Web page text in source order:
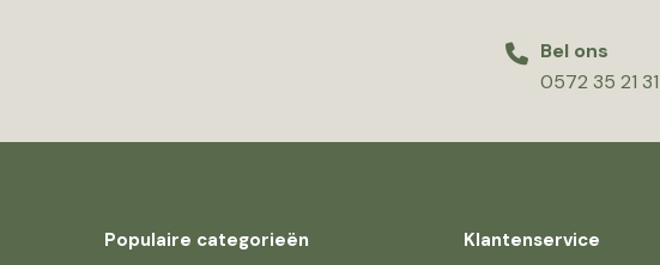
Bel ons
0572 35 21 31
Populaire categorieën Klantenservice